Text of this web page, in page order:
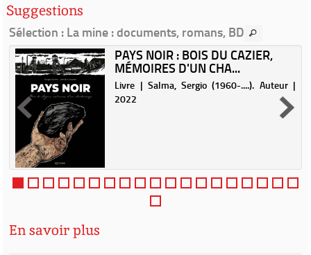
Suggestions
Sélection : La mine : documents, romans, BD
PAYS NOIR : BOIS DU CAZIER,
MÉMOIRES D'UN CHA...
Livre | Salma, Sergio (1960-....). Auteur |
2022
En savoir plus